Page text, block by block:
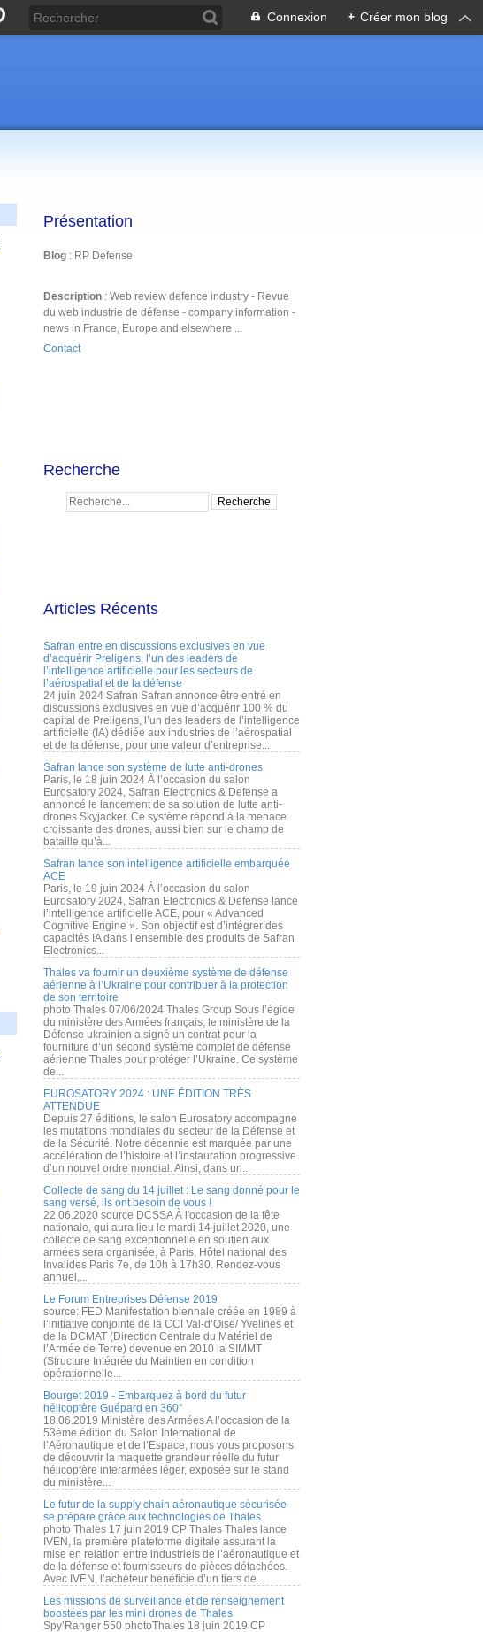
Connexion + Créer mon blog
Présentation
Blog : RP Defense
Description : Web review defence industry - Revue
du web industrie de défense - company information -
news in France, Europe and elsewhere ...
Contact
Recherche
Articles Récents
Safran entre en discussions exclusives en vue
d’acquérir Preligens, l’un des leaders de
l’intelligence artificielle pour les secteurs de
l’aérospatial et de la défense
24 juin 2024 Safran Safran annonce être entré en
discussions exclusives en vue d’acquérir 100 % du
capital de Preligens, l’un des leaders de l’intelligence
artificielle (IA) dédiée aux industries de l’aérospatial
et de la défense, pour une valeur d’entreprise...
Safran lance son système de lutte anti-drones
Paris, le 18 juin 2024 À l’occasion du salon
Eurosatory 2024, Safran Electronics & Defense a
annoncé le lancement de sa solution de lutte anti-
drones Skyjacker. Ce système répond à la menace
croissante des drones, aussi bien sur le champ de
bataille qu’à...
Safran lance son intelligence artificielle embarquée
ACE
Paris, le 19 juin 2024 À l’occasion du salon
Eurosatory 2024, Safran Electronics & Defense lance
l’intelligence artificielle ACE, pour « Advanced
Cognitive Engine ». Son objectif est d’intégrer des
capacités IA dans l’ensemble des produits de Safran
Electronics...
Thales va fournir un deuxième système de défense
aérienne à l’Ukraine pour contribuer à la protection
de son territoire
photo Thales 07/06/2024 Thales Group Sous l’égide
du ministère des Armées français, le ministère de la
Défense ukrainien a signé un contrat pour la
fourniture d’un second système complet de défense
aérienne Thales pour protéger l’Ukraine. Ce système
de...
EUROSATORY 2024 : UNE ÉDITION TRÈS
ATTENDUE
Depuis 27 éditions, le salon Eurosatory accompagne
les mutations mondiales du secteur de la Défense et
de la Sécurité. Notre décennie est marquée par une
accélération de l’histoire et l’instauration progressive
d’un nouvel ordre mondial. Ainsi, dans un...
Collecte de sang du 14 juillet : Le sang donné pour le
sang versé, ils ont besoin de vous !
22.06.2020 source DCSSA À l'occasion de la fête
nationale, qui aura lieu le mardi 14 juillet 2020, une
collecte de sang exceptionnelle en soutien aux
armées sera organisée, à Paris, Hôtel national des
Invalides Paris 7e, de 10h à 17h30. Rendez-vous
annuel,...
Le Forum Entreprises Défense 2019
source: FED Manifestation biennale créée en 1989 à
l’initiative conjointe de la CCI Val-d’Oise/ Yvelines et
de la DCMAT (Direction Centrale du Matériel de
l’Armée de Terre) devenue en 2010 la SIMMT
(Structure Intégrée du Maintien en condition
opérationnelle...
Bourget 2019 - Embarquez à bord du futur
hélicoptère Guépard en 360°
18.06.2019 Ministère des Armées A l’occasion de la
53ème édition du Salon International de
l’Aéronautique et de l’Espace, nous vous proposons
de découvrir la maquette grandeur réelle du futur
hélicoptère interarmées léger, exposée sur le stand
du ministère...
Le futur de la supply chain aéronautique sécurisée
se prépare grâce aux technologies de Thales
photo Thales 17 juin 2019 CP Thales Thales lance
IVEN, la première plateforme digitale assurant la
mise en relation entre industriels de l’aéronautique et
de la défense et fournisseurs de pièces détachées.
Avec IVEN, l’acheteur bénéficie d’un tiers de...
Les missions de surveillance et de renseignement
boostées par les mini drones de Thales
Spy’Ranger 550 photoThales 18 juin 2019 CP